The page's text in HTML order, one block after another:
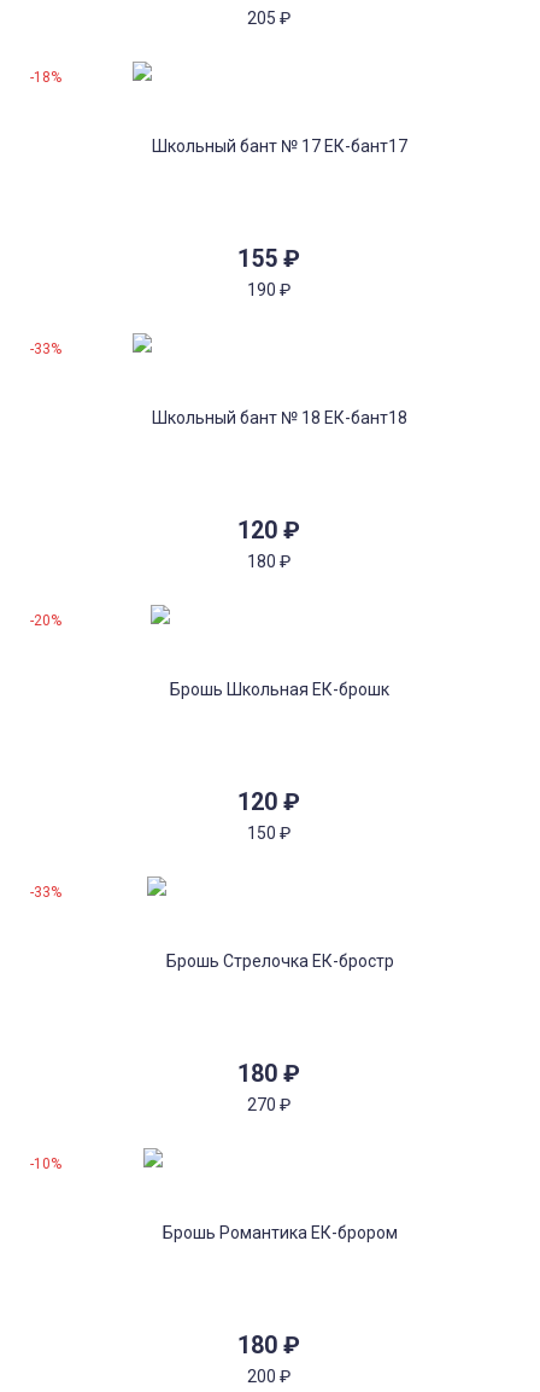
205 ₽
155 ₽
190 ₽
-18%
120 ₽
180 ₽
-33%
120 ₽
150 ₽
-20%
180 ₽
270 ₽
-33%
180 ₽
200 ₽
-10%